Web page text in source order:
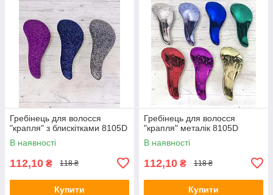
Гребінець для волосся
"крапля" з блискітками 8105D
В наявності
112,10 ₴ 118 ₴
Купити
Гребінець для волосся
"крапля" металік 8105D
В наявності
112,10 ₴ 118 ₴
Купити